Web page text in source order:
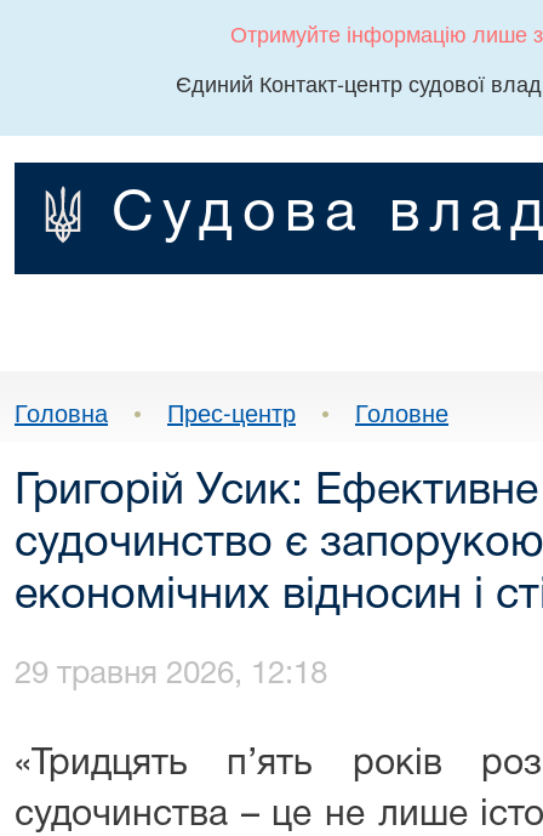
Отримуйте інформацію лише
Єдиний Контакт-центр судової
Судова
Головна • Прес-центр • Головне
Григорій Усик:
судочинство є запорукою
економічних відносин і
29 травня 2026, 12:18
«Тридцять п’ять років
судочинства – це не лише